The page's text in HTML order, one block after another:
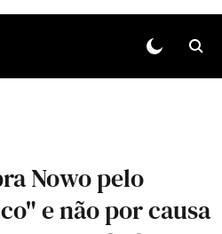
Nowo pelo
e não por causa